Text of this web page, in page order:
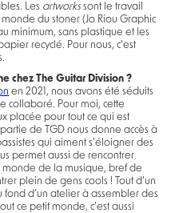
Les artworkssont le travail
du stoner (Jo Riou Graphic
minimum, sans plastique et les
recyclé. Pour nous, c’est
chez The Guitar Division ?
en 2021, nous avons été séduits
collaboré. Pour moi, cette
placée pour tout ce qui est
de TGD nous donne accès à
qui aiment s’éloigner des
permet aussi de rencontrer
monde de la musique, bref de
plein de gens cools ! Tout d’un
fond d’un atelier à assembler des
ce petit monde, c’est aussi